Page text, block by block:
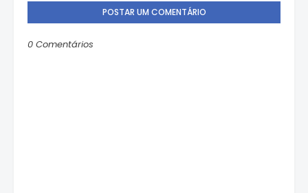
POSTAR UM COMENTÁRIO
0 Comentários